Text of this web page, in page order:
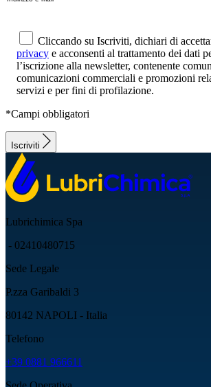
Cliccando su Iscriviti, dichiari di
privacy e acconsenti al trattamento dei dati
l’iscrizione alla newsletter, contenente
comunicazioni commerciali e promozioni
servizi e per fini di profilazione.
*Campi obbligatori
Iscriviti
Lubrichimica Spa
- 02410480715
Sede Legale
P.zza Garibaldi 3
80142 NAPOLI - Italia
Telefono
+39 0881 966611